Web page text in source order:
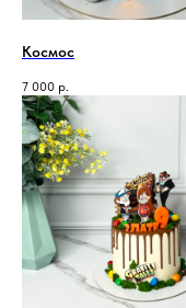
Космос
7 000 р.